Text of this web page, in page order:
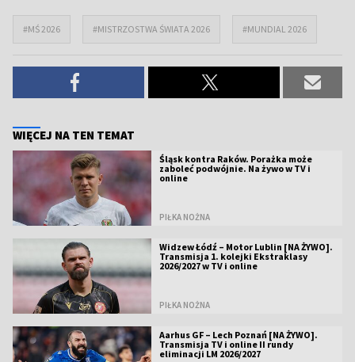
#MŚ 2026 #MISTRZOSTWA ŚWIATA 2026 #MUNDIAL 2026
WIĘCEJ NA TEN TEMAT
Śląsk kontra Raków. Porażka może
zaboleć podwójnie. Na żywo w TV i
online
PIŁKA NOŻNA
Widzew Łódź – Motor Lublin [NA ŻYWO].
Transmisja 1. kolejki Ekstraklasy
2026/2027 w TV i online
PIŁKA NOŻNA
Aarhus GF – Lech Poznań [NA ŻYWO].
Transmisja TV i online II rundy
eliminacji LM 2026/2027